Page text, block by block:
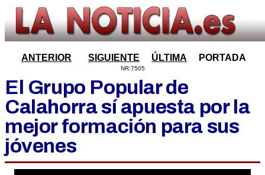
ANTERIOR SIGUIENTE ÚLTIMA PORTADA
NR:7505
El Grupo Popular de
Calahorra sí apuesta por la
mejor formación para sus
jóvenes